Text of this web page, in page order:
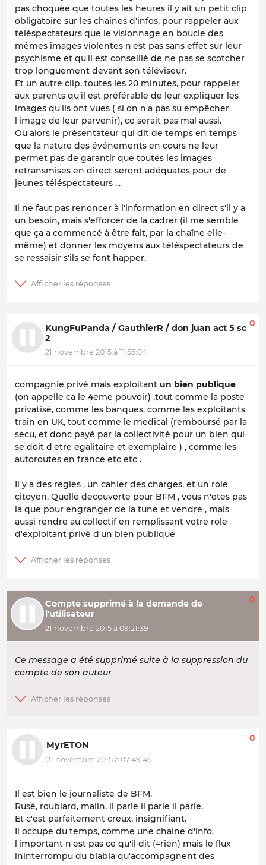
pas choquée que toutes les heures il y ait un petit clip
obligatoire sur les chaines d'infos, pour rappeler aux
téléspectateurs que le visionnage en boucle des
mêmes images violentes n'est pas sans effet sur leur
psychisme et qu'il est conseillé de ne pas se scotcher
trop longuement devant son téléviseur.
Et un autre clip, toutes les 20 minutes, pour rappeler
aux parents qu'il est préférable de leur expliquer les
images qu'ils ont vues ( si on n'a pas su empêcher
l'image de leur parvenir), ce serait pas mal aussi.
Ou alors le présentateur qui dit de temps en temps
que la nature des événements en cours ne leur
permet pas de garantir que toutes les images
retransmises en direct seront adéquates pour de
jeunes téléspectateurs ...
Il ne faut pas renoncer à l'information en direct s'il y a
un besoin, mais s'efforcer de la cadrer (il me semble
que ça a commencé à être fait, par la chaîne elle-
même) et donner les moyens aux téléspectateurs de
se ressaisir s'ils se font happer.
KungFuPanda / GauthierR / don juan act 5 sc
2
21 novembre 2015 à 11:55:04
0
compagnie privé mais exploitant un bien publique
(on appelle ca le 4eme pouvoir) ,tout comme la poste
privatisé, comme les banques, comme les exploitants
train en UK, tout comme le medical (remboursé par la
secu, et donc payé par la collectivité pour un bien qui
se doit d'etre egalitaire et exemplaire ) , comme les
autoroutes en france etc etc .
Il y a des regles , un cahier des charges, et un role
citoyen. Quelle decouverte pour BFM , vous n'etes pas
la que pour engranger de la tune et vendre , mais
aussi rendre au collectif en remplissant votre role
d'exploitant privé d'un bien publique
Compte supprimé à la demande de
l'utilisateur
21 novembre 2015 à 09:21:39
0
Ce message a été supprimé suite à la suppression du
compte de son auteur
MyrETON
21 novembre 2015 à 07:49:46
0
Il est bien le journaliste de BFM.
Rusé, roublard, malin, il parle il parle il parle.
Et c'est parfaitement creux, insignifiant.
Il occupe du temps, comme une chaine d'info,
l'important n'est pas ce qu'il dit (=rien) mais le flux
ininterrompu du blabla qu'accompagnent des